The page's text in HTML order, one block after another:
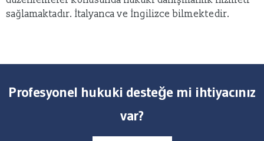
sağlamaktadır. İtalyanca ve İngilizce bilmektedir.
Profesyonel hukuki desteğe mi ihtiyacınız
var?